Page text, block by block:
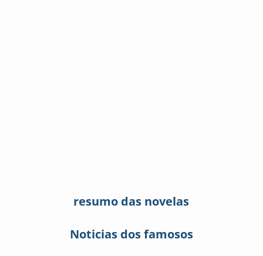
resumo das novelas
Noticias dos famosos